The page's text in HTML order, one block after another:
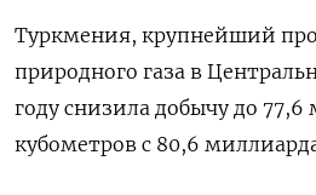
Туркмения, крупнейший
природного газа в
году снизила добычу до 77,6
кубометров с 80,6